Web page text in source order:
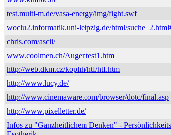
test.multi-m.de/vasa-energy/img/fight.swf
woclu2.informatik.uni-leipzig.de/html/
chris.com/ascii/
www.coolmen.ch/Augentest1.htm
http://web.dkm.cz/koplih/htf/htf.htm
http://www.lucy.de/
http://www.cinemaware.com/browser/dotc/final.asp
http://www.pixelletter.de/
Infos zu "Ganzheitlichem Denken" -